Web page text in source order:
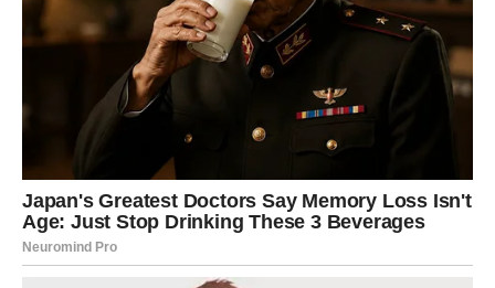
priznanje od osobe čije vam je mišljenje važno
Finansijska situacija može početi da se stabilizuje. Neće
to biti nagla eksplozija bogatstva, ali biće jasan pomak.
Biće znak da idete ka sigurnijem periodu.
Ovo je vreme kada shvatate da se trud isplati – čak i kada
ste mislili da nije primećen.